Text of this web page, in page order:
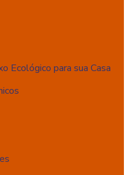
Ecológico para sua Casa